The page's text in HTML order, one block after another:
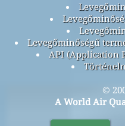
Levegőminőségű
API (Application
©
A World Air